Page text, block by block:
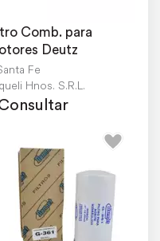
Comb. para
Deutz
Fe
Hnos. S.R.L.